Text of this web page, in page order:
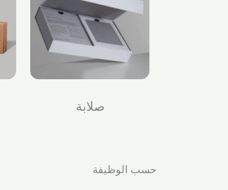
صلابة
حسب الوظيفة